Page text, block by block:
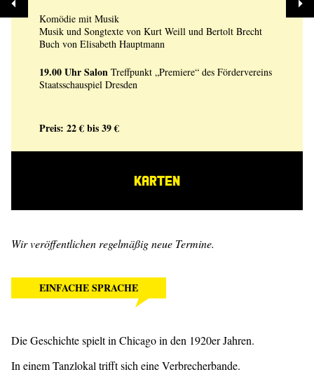
Komödie mit Musik
Musik und Songtexte von Kurt Weill und Bertolt Brecht
Buch von Elisabeth Hauptmann
19.00 UhrSalon Treffpunkt „Premiere“ des Fördervereins
Staatsschauspiel Dresden
Preis: 22 € bis 39 €
KARTEN
Wir veröffentlichen regelmäßig neue Termine.
EINFACHE SPRACHE
Die Geschichte spielt in Chicago in den 1920er Jahren.
In einem Tanzlokal trifft sich eine Verbrecherbande.